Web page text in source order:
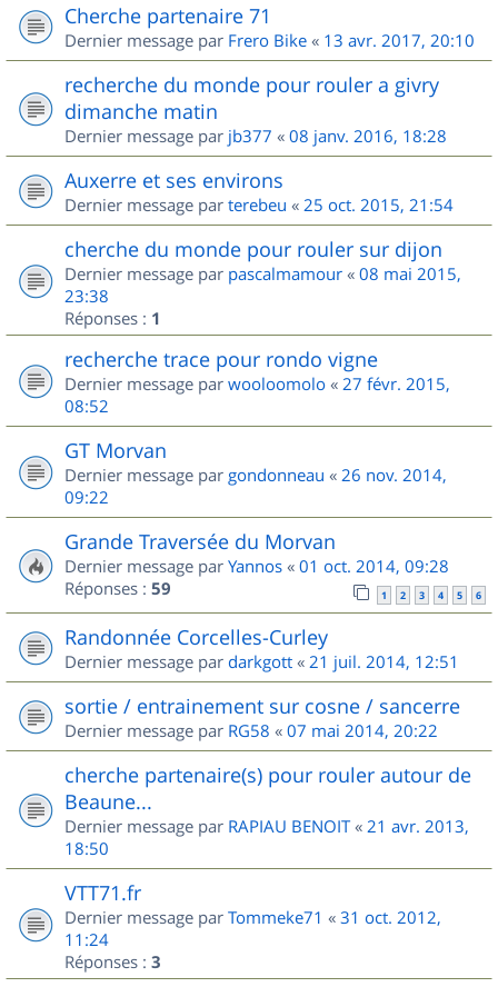
Cherche partenaire 71
Dernier message par Frero Bike « 13 avr. 2017, 20:10
recherche du monde pour rouler a givry
dimanche matin
Dernier message par jb377 « 08 janv. 2016, 18:28
Auxerre et ses environs
Dernier message par terebeu « 25 oct. 2015, 21:54
cherche du monde pour rouler sur dijon
Dernier message par pascalmamour « 08 mai 2015,
23:38
Réponses : 1
recherche trace pour rondo vigne
Dernier message par wooloomolo « 27 févr. 2015,
08:52
GT Morvan
Dernier message par gondonneau « 26 nov. 2014,
09:22
Grande Traversée du Morvan
Dernier message par Yannos « 01 oct. 2014, 09:28
Réponses : 59 1 2 3 4 5 6
Randonnée Corcelles-Curley
Dernier message par darkgott « 21 juil. 2014, 12:51
sortie / entrainement sur cosne / sancerre
Dernier message par RG58 « 07 mai 2014, 20:22
cherche partenaire(s) pour rouler autour de
Beaune...
Dernier message par RAPIAU BENOIT« 21 avr. 2013,
18:50
VTT71.fr
Dernier message par Tommeke71 « 31 oct. 2012,
11:24
Réponses : 3